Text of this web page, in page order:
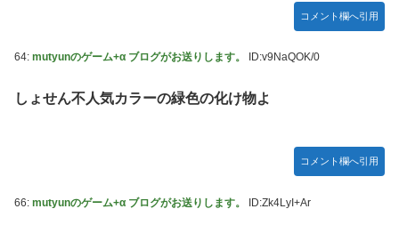
コメント欄へ引用
64: mutyunのゲーム+α ブログがお送りします。 ID:v9NaQOK/0
しょせん不人気カラーの緑色の化け物よ
コメント欄へ引用
66: mutyunのゲーム+α ブログがお送りします。 ID:Zk4LyI+Ar